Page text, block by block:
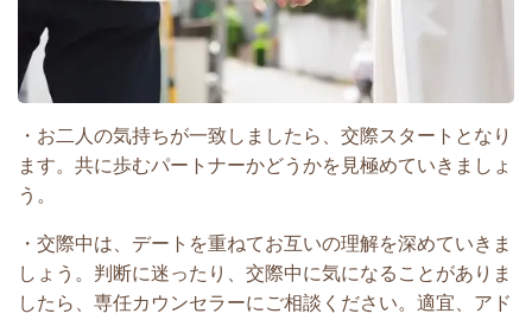
・お二人の気持ちが一致しましたら、交際スタートとなり
ます。共に歩むパートナーかどうかを見極めていきましょ
う。
・交際中は、デートを重ねてお互いの理解を深めていきま
しょう。判断に迷ったり、交際中に気になることがありま
したら、専任カウンセラーにご相談ください。適宜、アド